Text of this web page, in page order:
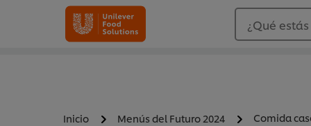
¿Qué
Inicio Menús del Futuro 2024 Comida